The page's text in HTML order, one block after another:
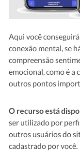
Aqui você
conexão mental, se
compreensão
emocional, como é a
outros pontos
O recurso está
ser utilizado por
outros usuários do
cadastrado por você.